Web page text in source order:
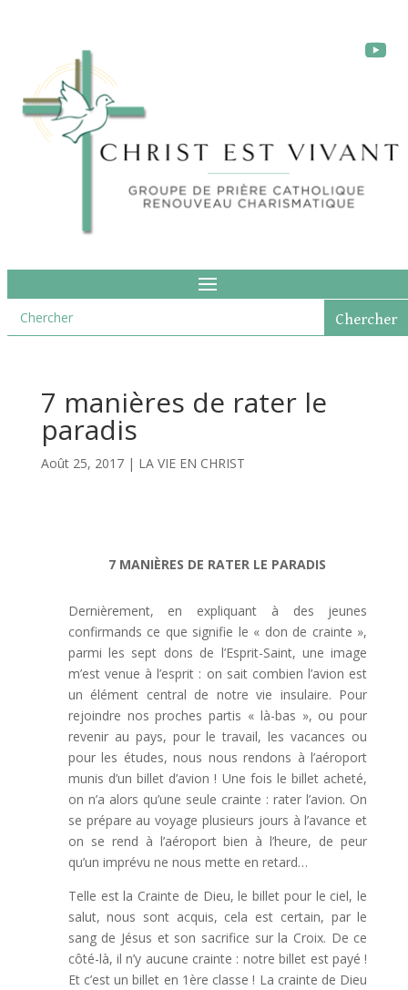
7 manières de rater le
paradis
Août 25, 2017| LA VIE EN CHRIST
7 MANIÈRES DE RATER LE PARADIS
Dernièrement, en expliquant à des jeunes
confirmands ce que signifie le « don de crainte »,
parmi les sept dons de l’Esprit-Saint, une image
m’est venue à l’esprit : on sait combien l’avion est
un élément central de notre vie insulaire. Pour
rejoindre nos proches partis « là-bas », ou pour
revenir au pays, pour le travail, les vacances ou
pour les études, nous nous rendons à l’aéroport
munis d’un billet d’avion ! Une fois le billet acheté,
on n’a alors qu’une seule crainte : rater l’avion. On
se prépare au voyage plusieurs jours à l’avance et
on se rend à l’aéroport bien à l’heure, de peur
qu’un imprévu ne nous mette en retard…
Telle est la Crainte de Dieu, le billet pour le ciel, le
salut, nous sont acquis, cela est certain, par le
sang de Jésus et son sacrifice sur la Croix. De ce
côté-là, il n’y aucune crainte : notre billet est payé !
Et c’est un billet en 1ère classe ! La crainte de Dieu